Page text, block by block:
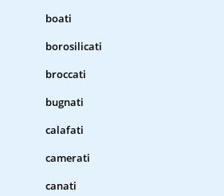
boati
borosilicati
broccati
bugnati
calafati
camerati
canati